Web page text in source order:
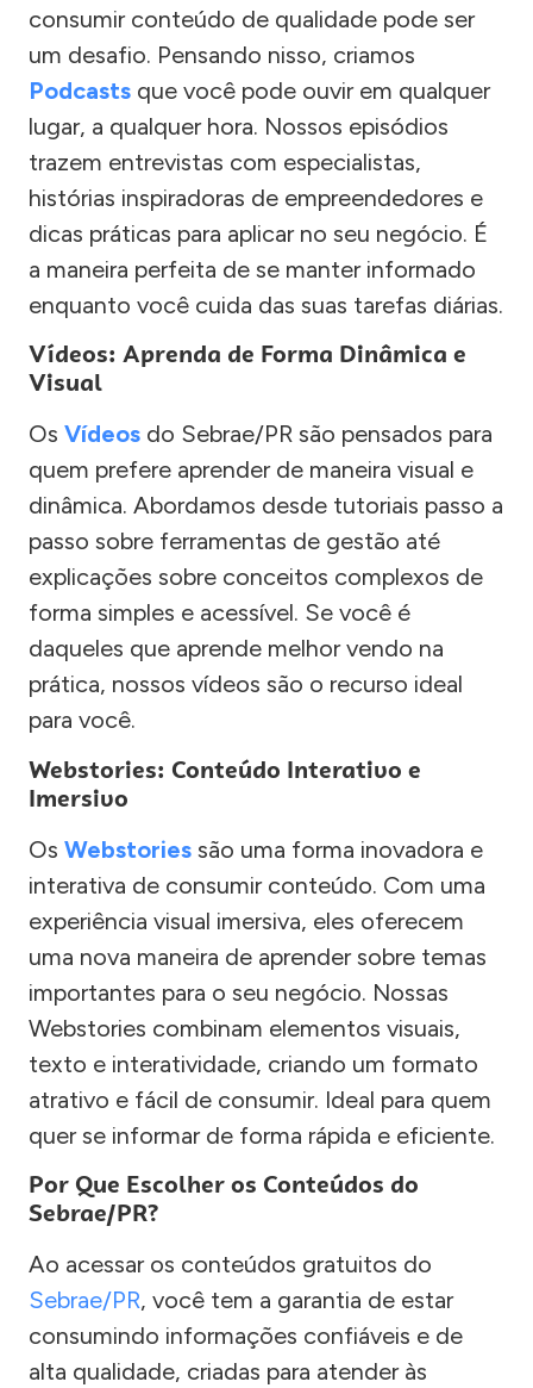
consumir conteúdo de qualidade pode ser
um desafio. Pensando nisso, criamos
Podcasts que você pode ouvir em qualquer
lugar, a qualquer hora. Nossos episódios
trazem entrevistas com especialistas,
histórias inspiradoras de empreendedores e
dicas práticas para aplicar no seu negócio. É
a maneira perfeita de se manter informado
enquanto você cuida das suas tarefas diárias.
Vídeos: Aprenda de Forma Dinâmica e
Visual
Os Vídeos do Sebrae/PR são pensados para
quem prefere aprender de maneira visual e
dinâmica. Abordamos desde tutoriais passo a
passo sobre ferramentas de gestão até
explicações sobre conceitos complexos de
forma simples e acessível. Se você é
daqueles que aprende melhor vendo na
prática, nossos vídeos são o recurso ideal
para você.
Webstories: Conteúdo Interativo e
Imersivo
Os Webstories são uma forma inovadora e
interativa de consumir conteúdo. Com uma
experiência visual imersiva, eles oferecem
uma nova maneira de aprender sobre temas
importantes para o seu negócio. Nossas
Webstories combinam elementos visuais,
texto e interatividade, criando um formato
atrativo e fácil de consumir. Ideal para quem
quer se informar de forma rápida e eficiente.
Por Que Escolher os Conteúdos do
Sebrae/PR?
Ao acessar os conteúdos gratuitos do
Sebrae/PR, você tem a garantia de estar
consumindo informações confiáveis e de
alta qualidade, criadas para atender às